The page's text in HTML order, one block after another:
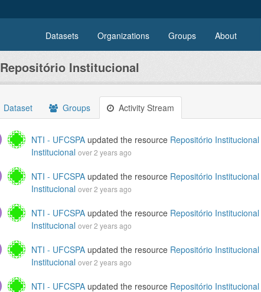
Datasets Organizations Groups About
Repositório Institucional
Dataset Groups Activity Stream
NTI - UFCSPA updated the resource Repositório Institucional
Institucional over 2 years ago
NTI - UFCSPA updated the resource Repositório Institucional
Institucional over 2 years ago
NTI - UFCSPA updated the resource Repositório Institucional
Institucional over 2 years ago
NTI - UFCSPA updated the resource Repositório Institucional
Institucional over 2 years ago
NTI - UFCSPA updated the resource Repositório Institucional